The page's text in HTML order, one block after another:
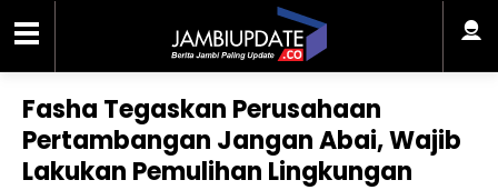
Fasha Tegaskan Perusahaan
Pertambangan Jangan Abai, Wajib
Lakukan Pemulihan Lingkungan